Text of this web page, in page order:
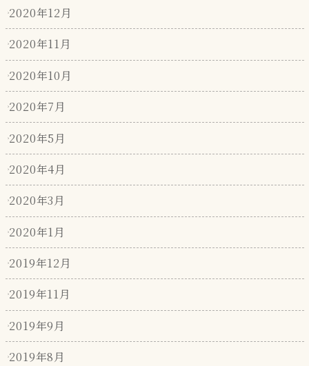
2020年12月
2020年11月
2020年10月
2020年7月
2020年5月
2020年4月
2020年3月
2020年1月
2019年12月
2019年11月
2019年9月
2019年8月